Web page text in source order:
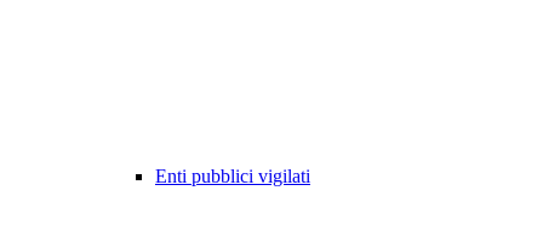
Enti pubblici vigilati